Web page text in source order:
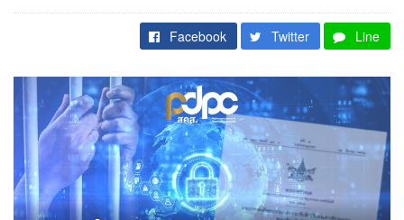
Facebook Twitter Line